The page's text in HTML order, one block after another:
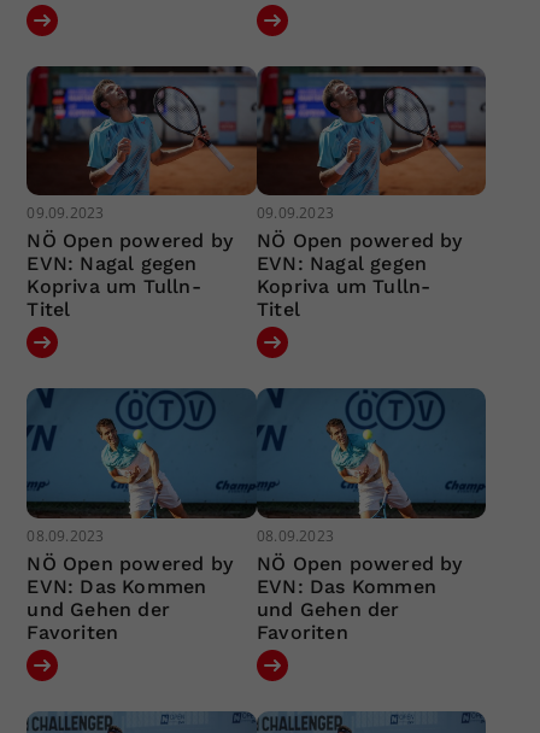
09.09.2023
NÖ Open powered by
EVN: Nagal gegen
Kopriva um Tulln-
Titel
09.09.2023
NÖ Open powered by
EVN: Nagal gegen
Kopriva um Tulln-
Titel
08.09.2023
NÖ Open powered by
EVN: Das Kommen
und Gehen der
Favoriten
08.09.2023
NÖ Open powered by
EVN: Das Kommen
und Gehen der
Favoriten